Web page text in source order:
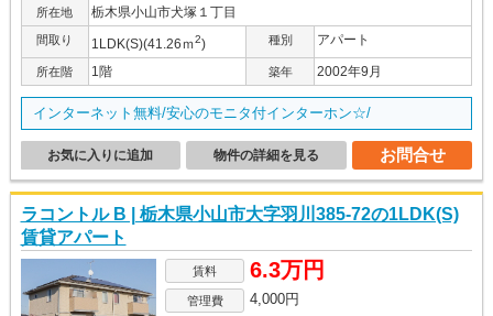
所在地 栃木県小山市犬塚１丁目
間取り 1LDK(S)(41.26ｍ2) 種別 アパート
所在階 1階 築年 2002年9月
インターネット無料/安心のモニタ付インターホン☆/
お問合せ
物件の詳細を見る
お気に入りに追加
ラコントル B | 栃木県小山市大字羽川385-72の1LDK(S)
賃貸アパート
賃料 6.3万円
管理費 4,000円